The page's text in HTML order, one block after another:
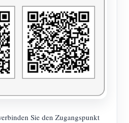
Sie den Zugangspunkt